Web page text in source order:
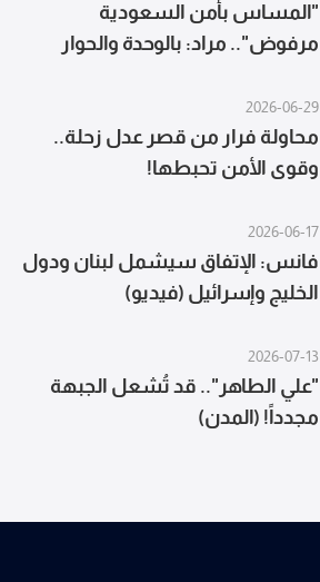
"المساس بأمن السعودية
مرفوض".. مراد: بالوحدة والحوار
2026-06-29
محاولة فرار من قصر عدل زحلة..
وقوى الأمن تحبطها!
2026-06-17
فانس: الإتفاق سيشمل لبنان ودول
الخليج وإسرائيل (فيديو)
2026-07-13
"علي الطاهر".. قد تُشعل الجبهة
مجدداً! (المدن)